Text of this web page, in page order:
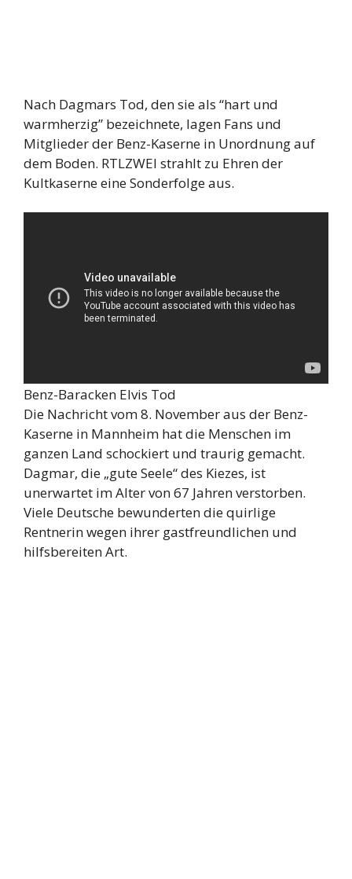
Nach Dagmars Tod, den sie als “hart und
warmherzig” bezeichnete, lagen Fans und
Mitglieder der Benz-Kaserne in Unordnung auf
dem Boden. RTLZWEI strahlt zu Ehren der
Kultkaserne eine Sonderfolge aus.
Benz-Baracken Elvis Tod
Die Nachricht vom 8. November aus der Benz-
Kaserne in Mannheim hat die Menschen im
ganzen Land schockiert und traurig gemacht.
Dagmar, die „gute Seele“ des Kiezes, ist
unerwartet im Alter von 67 Jahren verstorben.
Viele Deutsche bewunderten die quirlige
Rentnerin wegen ihrer gastfreundlichen und
hilfsbereiten Art.